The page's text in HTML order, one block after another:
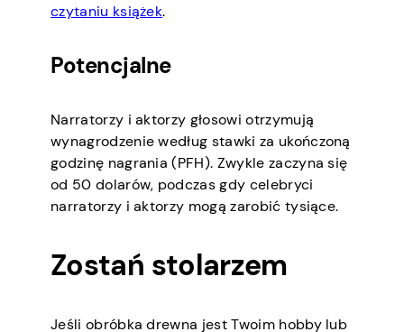
czytaniu książek.
Potencjalne
Narratorzy i aktorzy głosowi otrzymują
wynagrodzenie według stawki za ukończoną
godzinę nagrania (PFH). Zwykle zaczyna się
od 50 dolarów, podczas gdy celebryci
narratorzy i aktorzy mogą zarobić tysiące.
Zostań stolarzem
Jeśli obróbka drewna jest Twoim hobby lub